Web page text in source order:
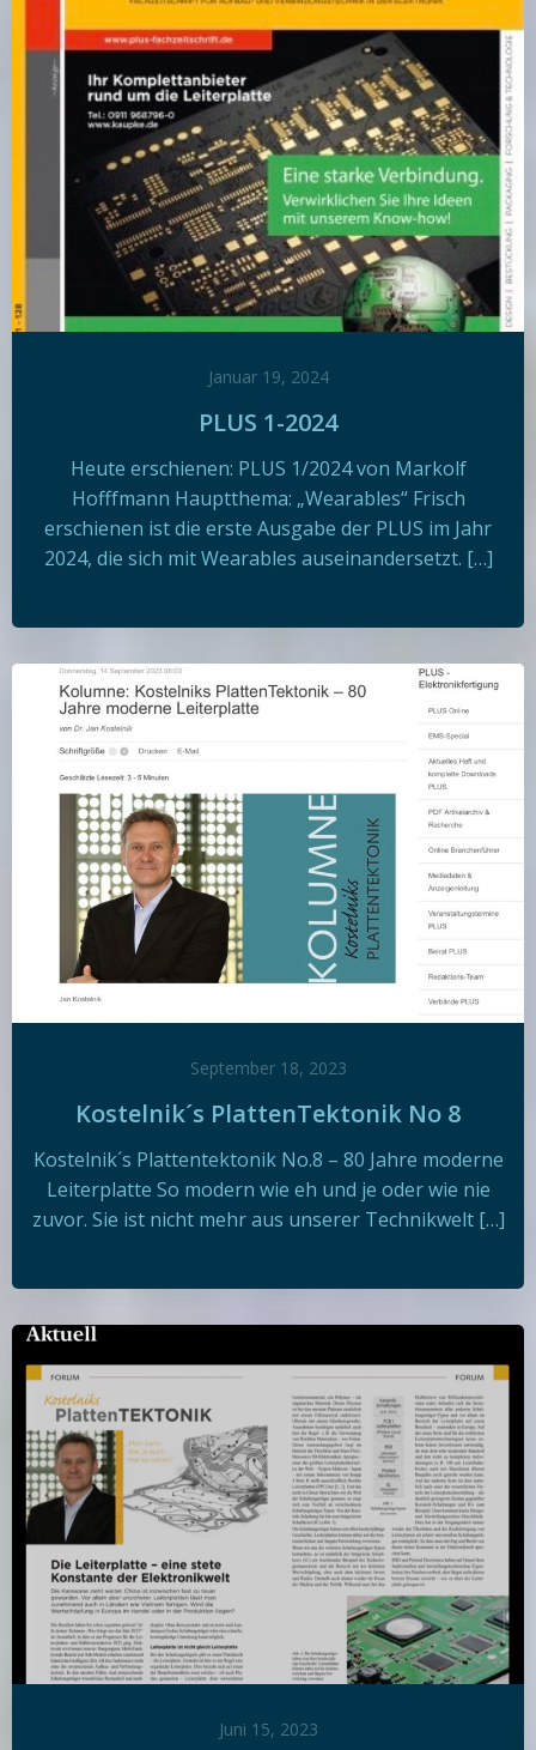
Januar 19, 2024
PLUS 1-2024
Heute erschienen: PLUS 1/2024 von Markolf
Hofffmann Hauptthema: „Wearables“ Frisch
erschienen ist die erste Ausgabe der PLUS im Jahr
2024, die sich mit Wearables auseinandersetzt. […]
September 18, 2023
Kostelnik´s PlattenTektonik No 8
Kostelnik´s Plattentektonik No.8 – 80 Jahre moderne
Leiterplatte So modern wie eh und je oder wie nie
zuvor. Sie ist nicht mehr aus unserer Technikwelt […]
Juni 15, 2023